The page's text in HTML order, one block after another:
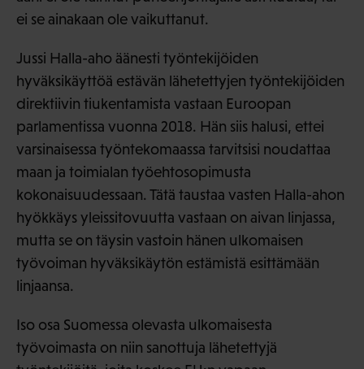
ei se ainakaan ole vaikuttanut.
Jussi Halla-aho äänesti työntekijöiden
hyväksikäyttöä estävän lähetettyjen työntekijöiden
direktiivin tiukentamista vastaan Euroopan
parlamentissa vuonna 2018. Hän siis halusi, ettei
varsinaisessa työntekomaassa tarvitsisi noudattaa
maan ja toimialan työehtosopimusta
kokonaisuudessaan. Tätä taustaa vasten Halla-ahon
hyökkäys yleissitovuutta vastaan on aivan linjassa,
mutta se on täysin vastoin hänen ulkomaisen
työvoiman hyväksikäytön estämistä esittämään
linjaansa.
Iso osa Suomessa olevasta ulkomaisesta
työvoimasta on niin sanottuja lähetettyjä